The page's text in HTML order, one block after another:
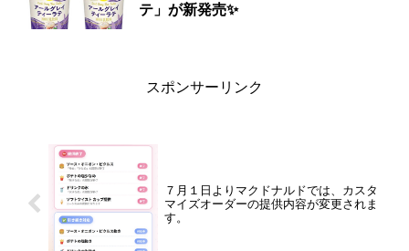
テ」が新発売✨
スポンサーリンク
７月１日よりマクドナルドでは、カスタ
マイズオーダーの提供内容が変更されま
す。